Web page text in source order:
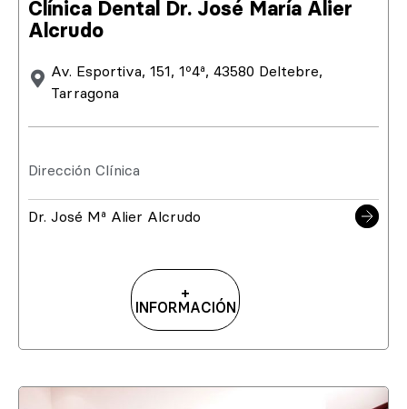
Clínica Dental Dr. José María Alier
Alcrudo
Av. Esportiva, 151, 1º4ª, 43580 Deltebre,
Tarragona
Dirección Clínica
Dr. José Mª Alier Alcrudo
+
INFORMACIÓN